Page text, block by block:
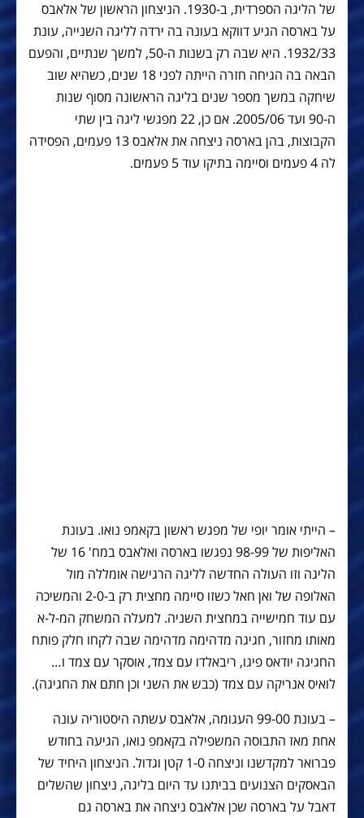
של הליגה הספרדית, ב-1930. הניצחון הראשון של אלאבס
על בארסה הגיע דווקא בעונה בה ירדה לליגה השנייה, עונת
1932/33. היא שבה רק בשנות ה-50, למשך שנתיים, והפעם
הבאה בה הגיחה חזרה הייתה לפני 18 שנים, כשהיא שוב
שיחקה במשך מספר שנים בליגה הראשונה מסוף שנות
ה-90 ועד 2005/06. אם כן, 22 מפגשי ליגה בין שתי
הקבוצות, בהן בארסה ניצחה את אלאבס 13 פעמים, הפסידה
לה 4 פעמים וסיימה בתיקו עוד 5 פעמים.
– הייתי אומר יופי של מפגש ראשון בקאמפ נואו. בעונת
האליפות של 98-99 נפגשו בארסה ואלאבס במח' 16 של
הליגה וזו העולה החדשה לליגה הרגישה אומללה מול
האלופה של ואן חאל כשזו סיימה מחצית רק ב-2-0 והמשיכה
עם עוד חמישייה במחצית השניה. למעלה המשחק המ-ל-א
מאותו מחזור, חגיגה מדהימה מדהימה שבה לקחו חלק פותח
החגיגה יודאס פיגו, ריבאלדו עם צמד, אוסקר עם צמד ו…
לואיס אנריקה עם צמד (כבש את השני וכן חתם את החגיגה).
– בעונת 99-00 העגומה, אלאבס עשתה היסטוריה עונה
אחת מאז התבוסה המשפילה בקאמפ נואו, הגיעה בחודש
פברואר למקדשנו וניצחה 1-0 קטן וגדול. הניצחון היחיד של
הבאסקים הצנועים בביתנו עד היום בליגה, ניצחון שהשלים
דאבל על בארסה שכן אלאבס ניצחה את בארסה גם